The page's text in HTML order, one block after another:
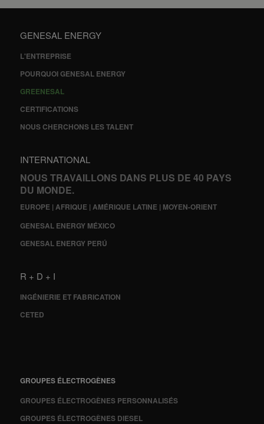
GENESAL ENERGY
L'ENTREPRISE
POURQUOI GENESAL ENERGY
GREENESAL
CERTIFICATIONS
NOUS CHERCHONS LES TALENT
INTERNATIONAL
NOUS TRAVAILLONS DANS PLUS DE 40 PAYS
DU MONDE.
EUROPE | AFRIQUE | AMÉRIQUE LATINE | MOYEN-ORIENT
GENESAL ENERGY MÉXICO
GENESAL ENERGY PERÚ
R + D + I
INGÉNIERIE ET FABRICATION
CETED
GROUPES ÉLECTROGÈNES
GROUPES ÉLECTROGÈNES PERSONNALISÉS
GROUPES ÉLECTROGÈNES DIESEL